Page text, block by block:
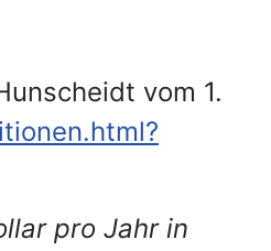
vom 1.
pro Jahr in